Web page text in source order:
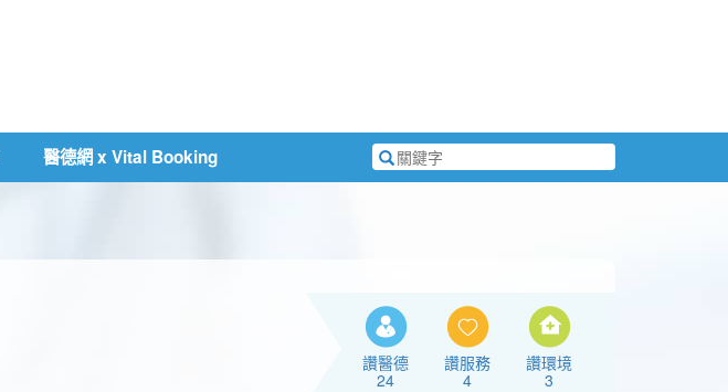
醫德網 x Vital Booking
搜
尋
讚醫德
24
讚服務
4
讚環境
3